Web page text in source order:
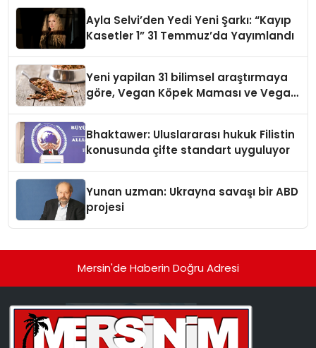
Ayla Selvi’den Yedi Yeni Şarkı: “Kayıp
Kasetler 1” 31 Temmuz’da Yayımlandı
Yeni yapilan 31 bilimsel araştırmaya
göre, Vegan Köpek Maması ve Vegan
Bhaktawer: Uluslararası hukuk Filistin
konusunda çifte standart uyguluyor
Yunan uzman: Ukrayna savaşı bir ABD
projesi
Mersin'de Haberin Doğru Adresi